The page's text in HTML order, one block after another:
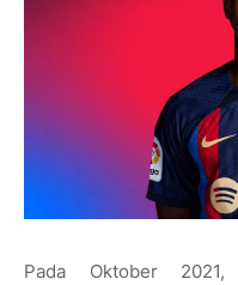
Pada Oktober 2021,